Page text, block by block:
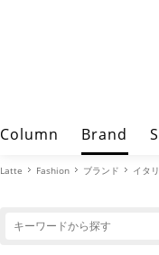
Column Brand
Latte Fashion ブランド イタ